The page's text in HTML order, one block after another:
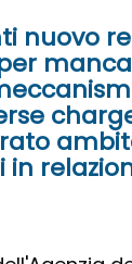
nuovo
in